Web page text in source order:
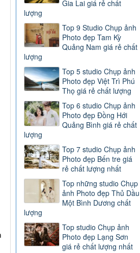
Gia Lai giá rẻ chất
lượng
Top 9 Studio Chụp ảnh
Photo đẹp Tam Kỳ
Quảng Nam giá rẻ chất
lượng
Top 5 studio Chụp ảnh
Photo đẹp Việt Trì Phú
Thọ giá rẻ chất lượng
Top 6 studio Chụp ảnh
Photo đẹp Đồng Hới
Quảng Bình giá rẻ chất
lượng
Top 7 studio Chụp ảnh
Photo đẹp Bến tre giá
rẻ chất lượng nhất
Top những studio Chụp
ảnh Photo đẹp Thủ Dầu
Một Bình Dương chất
lượng
Top studio Chụp ảnh
Photo đẹp Lạng Sơn
giá rẻ chất lượng nhất